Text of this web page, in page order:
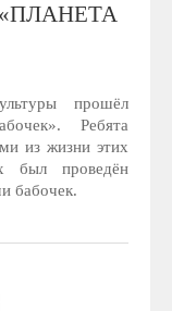
прошёл
Ребята
из жизни этих
был проведён
бабочек.